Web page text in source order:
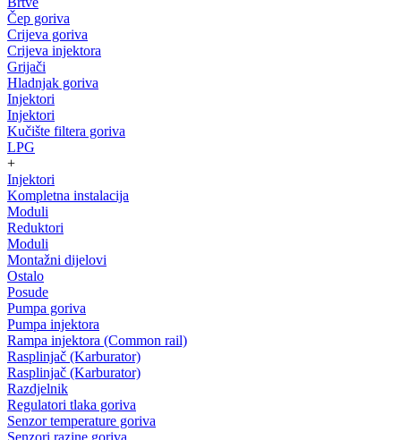
Čep goriva
Crijeva goriva
Crijeva injektora
Grijači
Hladnjak goriva
Injektori
Injektori
Kučište filtera goriva
LPG
+
Injektori
Kompletna instalacija
Moduli
Reduktori
Moduli
Montažni dijelovi
Ostalo
Posude
Pumpa goriva
Pumpa injektora
Rampa injektora (Common rail)
Rasplinjač (Karburator)
Rasplinjač (Karburator)
Razdjelnik
Regulatori tlaka goriva
Senzor temperature goriva
Senzori razine goriva